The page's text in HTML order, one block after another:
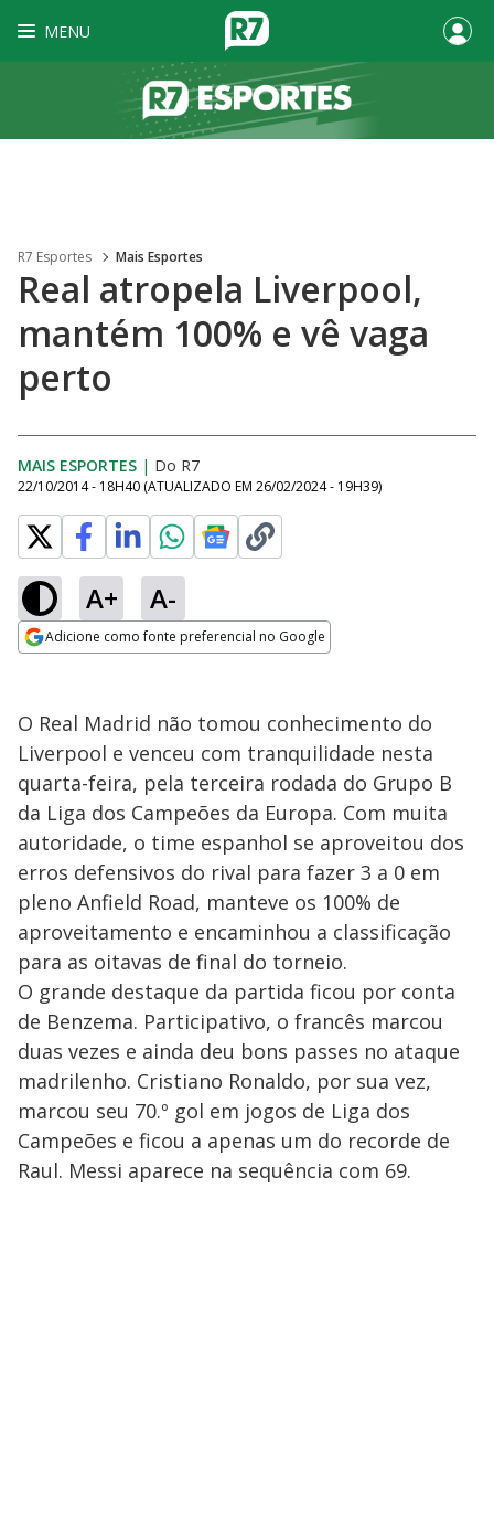
MENU
R7 Esportes Mais Esportes
Real atropela Liverpool,
mantém 100% e vê vaga
perto
MAIS ESPORTES | Do R7
22/10/2014 - 18H40 (ATUALIZADO EM 26/02/2024 - 19H39)
A+ A-
Adicione como fonte preferencial no Google
O Real Madrid não tomou conhecimento do
Liverpool e venceu com tranquilidade nesta
quarta-feira, pela terceira rodada do Grupo B
da Liga dos Campeões da Europa. Com muita
autoridade, o time espanhol se aproveitou dos
erros defensivos do rival para fazer 3 a 0 em
pleno Anfield Road, manteve os 100% de
aproveitamento e encaminhou a classificação
para as oitavas de final do torneio.
O grande destaque da partida ficou por conta
de Benzema. Participativo, o francês marcou
duas vezes e ainda deu bons passes no ataque
madrilenho. Cristiano Ronaldo, por sua vez,
marcou seu 70.º gol em jogos de Liga dos
Campeões e ficou a apenas um do recorde de
Raul. Messi aparece na sequência com 69.